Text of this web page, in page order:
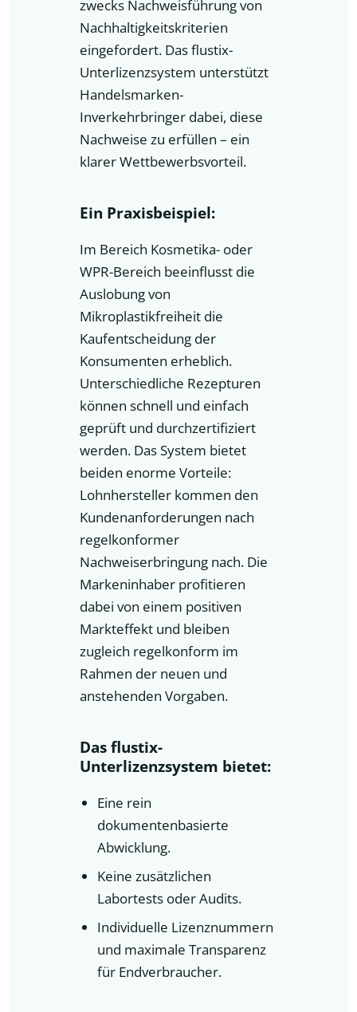
zwecks Nachweisführung von
Nachhaltigkeitskriterien
eingefordert. Das flustix-
Unterlizenzsystem unterstützt
Handelsmarken-
Inverkehrbringer dabei, diese
Nachweise zu erfüllen – ein
klarer Wettbewerbsvorteil.
Ein Praxisbeispiel:
Im Bereich Kosmetika- oder
WPR-Bereich beeinflusst die
Auslobung von
Mikroplastikfreiheit die
Kaufentscheidung der
Konsumenten erheblich.
Unterschiedliche Rezepturen
können schnell und einfach
geprüft und durchzertifiziert
werden. Das System bietet
beiden enorme Vorteile:
Lohnhersteller kommen den
Kundenanforderungen nach
regelkonformer
Nachweiserbringung nach. Die
Markeninhaber profitieren
dabei von einem positiven
Markteffekt und bleiben
zugleich regelkonform im
Rahmen der neuen und
anstehenden Vorgaben.
Das flustix-
Unterlizenzsystem bietet:
Eine rein
dokumentenbasierte
Abwicklung.
Keine zusätzlichen
Labortests oder Audits.
Individuelle Lizenznummern
und maximale Transparenz
für Endverbraucher.